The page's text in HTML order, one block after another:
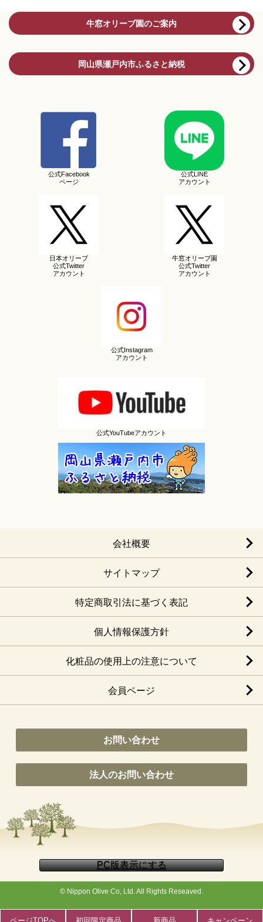
牛窓オリーブ園のご案内
岡山県瀬戸内市ふるさと納税
公式Facebook
ページ
公式LINE
アカウント
日本オリーブ
公式Twitter
アカウント
牛窓オリーブ園
公式Twitter
アカウント
公式Instagram
アカウント
公式YouTubeアカウント
会社概要
サイトマップ
特定商取引法に基づく表記
個人情報保護方針
化粧品の使用上の注意について
会員ページ
お問い合わせ
法人のお問い合わせ
© Nippon Olive Co, Ltd. All Rights Reseaved.